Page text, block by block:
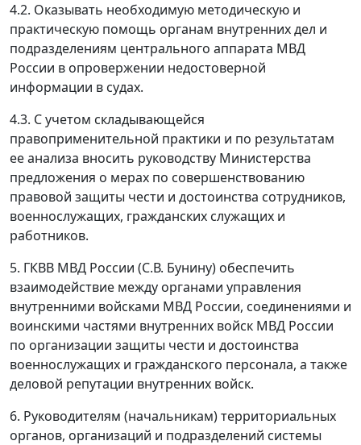
4.2. Оказывать необходимую методическую и
практическую помощь органам внутренних дел и
подразделениям центрального аппарата МВД
России в опровержении недостоверной
информации в судах.
4.3. С учетом складывающейся
правоприменительной практики и по результатам
ее анализа вносить руководству Министерства
предложения о мерах по совершенствованию
правовой защиты чести и достоинства сотрудников,
военнослужащих, гражданских служащих и
работников.
5. ГКВВ МВД России (С.В. Бунину) обеспечить
взаимодействие между органами управления
внутренними войсками МВД России, соединениями и
воинскими частями внутренних войск МВД России
по организации защиты чести и достоинства
военнослужащих и гражданского персонала, а также
деловой репутации внутренних войск.
6. Руководителям (начальникам) территориальных
органов, организаций и подразделений системы